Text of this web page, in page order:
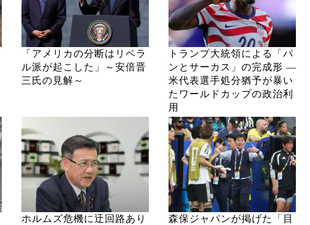
「アメリカの分断はリベラ
ル派が起こした」～安倍晋
三氏の見解～
トランプ大統領による「パ
ンとサーカス」の完成形 ―
米代表選手処分猶予が暴い
たワールドカップの政治利
用
ホルムズ危機に迂回路あり
森保ジャパンが掲げた「目